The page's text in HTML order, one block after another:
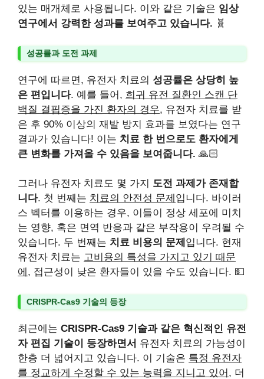
있는 매개체로 사용됩니다. 이와 같은 기술은 임상
연구에서 강력한 성과를 보여주고 있습니다. 🧬
성공률과 도전 과제
연구에 따르면, 유전자 치료의 성공률은 상당히 높
은 편입니다. 예를 들어, 희귀 유전 질환인 스캔 단
백질 결핍증을 가진 환자의 경우, 유전자 치료를 받
은 후 90% 이상의 재발 방지 효과를 보였다는 연구
결과가 있습니다! 이는 치료 한 번으로도 환자에게
큰 변화를 가져올 수 있음을 보여줍니다. 🙏🏻
그러나 유전자 치료도 몇 가지 도전 과제가 존재합
니다. 첫 번째는 치료의 안전성 문제 입니다. 바이러
스 벡터를 이용하는 경우, 이들이 정상 세포에 미치
는 영향, 혹은 면역 반응과 같은 부작용이 우려될 수
있습니다. 두 번째는 치료 비용의 문제 입니다. 현재
유전자 치료는 고비용의 특성을 가지고 있기 때문
에 , 접근성이 낮은 환자들이 있을 수도 있습니다. 💵
CRISPR-Cas9 기술의 등장
최근에는 CRISPR-Cas9 기술과 같은 혁신적인 유전
자 편집 기술이 등장하면서 유전자 치료의 가능성이
한층 더 넓어지고 있습니다. 이 기술은 특정 유전자
를 정교하게 수정할 수 있는 능력을 지니고 있어 , 더